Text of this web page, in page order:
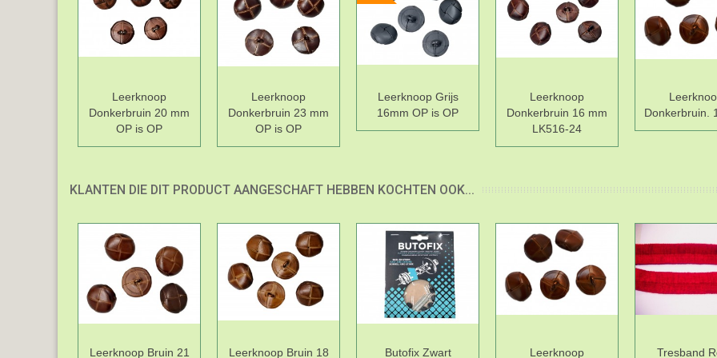
Leerknoop
Donkerbruin 20 mm
OP is OP
Leerknoop
Donkerbruin 23 mm
OP is OP
Leerknoop Grijs
16mm OP is OP
Leerknoop
Donkerbruin 16 mm
LK516-24
Donkerbruin.
KLANTEN DIE DIT PRODUCT AANGESCHAFT HEBBEN KOCHTEN OOK...
Leerknoop Bruin 21 Leerknoop Bruin 18 Butofix Zwart Leerknoop Tresband